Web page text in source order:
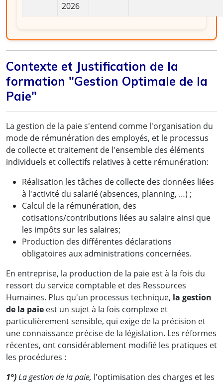
2026
Contexte et Justification de la
formation "Gestion Optimale de la
Paie"
La gestion de la paie s'entend comme l'organisation du
mode de rémunération des employés, et le processus
de collecte et traitement de l'ensemble des éléments
individuels et collectifs relatives à cette rémunération:
Réalisation les tâches de collecte des données liées
à l'activité du salarié (absences, planning, …) ;
Calcul de la rémunération, des
cotisations/contributions liées au salaire ainsi que
les impôts sur les salaires;
Production des différentes déclarations
obligatoires aux administrations concernées.
En entreprise, la production de la paie est à la fois du
ressort du service comptable et des Ressources
Humaines. Plus qu'un processus technique, la gestion
de la paie est un sujet à la fois complexe et
particulièrement sensible, qui exige de la précision et
une connaissance précise de la législation. Les réformes
récentes, ont considérablement modifié les pratiques et
les procédures :
1°)La gestion de la paie, l'optimisation des charges et les